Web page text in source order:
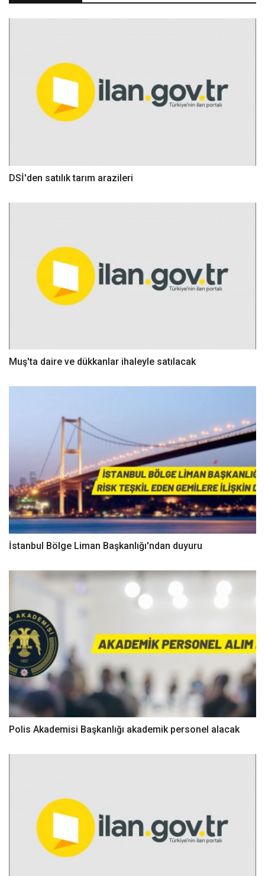
DSİ'den satılık tarım arazileri
Muş'ta daire ve dükkanlar ihaleyle satılacak
İstanbul Bölge Liman Başkanlığı'ndan duyuru
Polis Akademisi Başkanlığı akademik personel alacak